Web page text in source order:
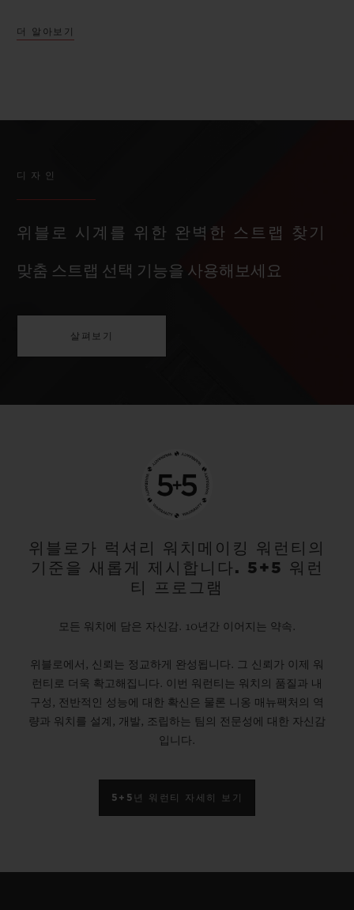
더 알아보기
디자인
위블로 시계를 위한 완벽한 스트랩 찾기
맞춤 스트랩 선택 기능을 사용해보세요
살펴보기
위블로가 럭셔리 워치메이킹 워런티의
기준을 새롭게 제시합니다. 5+5 워런
티 프로그램
모든 워치에 담은 자신감. 10년간 이어지는 약속.
위블로에서, 신뢰는 정교하게 완성됩니다. 그 신뢰가 이제 워
런티로 더욱 확고해집니다. 이번 워런티는 워치의 품질과 내
구성, 전반적인 성능에 대한 확신은 물론 니옹 매뉴팩처의 역
량과 워치를 설계, 개발, 조립하는 팀의 전문성에 대한 자신감
입니다.
5+5년 워런티 자세히 보기